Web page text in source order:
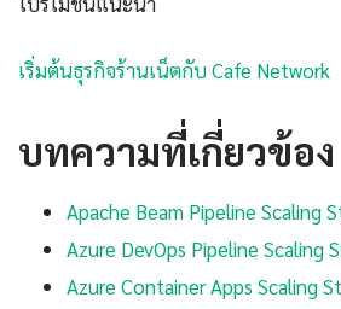
เริ่มต้นธุรกิจร้านเน็ตกับ Cafe Network
บทความที่เกี่ยวข้อง
Apache Beam Pipeline Scaling
Azure DevOps Pipeline Scaling
Azure Container Apps Scaling